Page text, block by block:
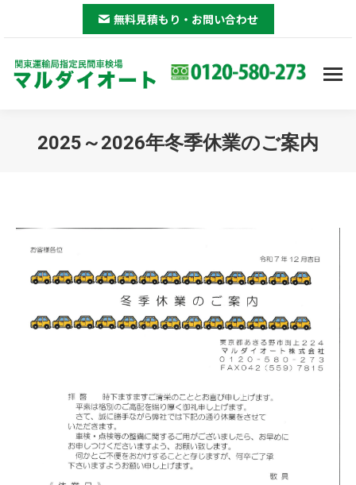
無料見積もり・お問い合わせ
2025～2026年冬季休業のご案内